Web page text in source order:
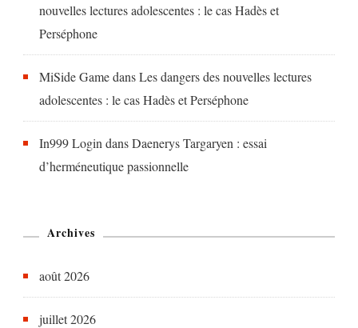
nouvelles lectures adolescentes : le cas Hadès et
Perséphone
MiSide GamedansLes dangers des nouvelles lectures
adolescentes : le cas Hadès et Perséphone
In999 Login dansDaenerys Targaryen : essai
d’herméneutique passionnelle
Archives
août 2026
juillet 2026